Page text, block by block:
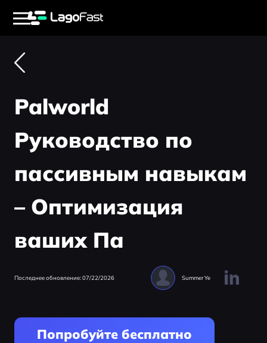
Palworld
Руководство по
пассивным навыкам
– Оптимизация
ваших Па
Последнее обновление: 07/22/2026 Summer Ye
Попробуйте бесплатно